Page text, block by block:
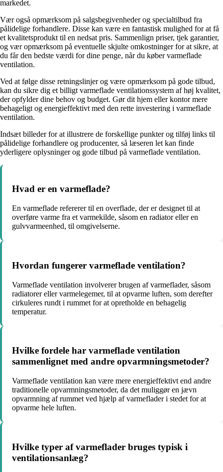
markedet.
Vær også opmærksom på salgsbegivenheder og specialtilbud fra
pålidelige forhandlere. Disse kan være en fantastisk mulighed for at få
et kvalitetsprodukt til en nedsat pris. Sammenlign priser, tjek garantier,
og vær opmærksom på eventuelle skjulte omkostninger for at sikre, at
du får den bedste værdi for dine penge, når du køber varmeflade
ventilation.
Ved at følge disse retningslinjer og være opmærksom på gode tilbud,
kan du sikre dig et billigt varmeflade ventilationssystem af høj kvalitet,
der opfylder dine behov og budget. Gør dit hjem eller kontor mere
behageligt og energieffektivt med den rette investering i varmeflade
ventilation.
Indsæt billeder for at illustrere de forskellige punkter og tilføj links til
pålidelige forhandlere og producenter, så læseren let kan finde
yderligere oplysninger og gode tilbud på varmeflade ventilation.
Hvad er en varmeflade?
En varmeflade refererer til en overflade, der er designet til at
overføre varme fra et varmekilde, såsom en radiator eller en
gulvvarmeenhed, til omgivelserne.
Hvordan fungerer varmeflade ventilation?
Varmeflade ventilation involverer brugen af varmeflader, såsom
radiatorer eller varmelegemer, til at opvarme luften, som derefter
cirkuleres rundt i rummet for at opretholde en behagelig
temperatur.
Hvilke fordele har varmeflade ventilation
sammenlignet med andre opvarmningsmetoder?
Varmeflade ventilation kan være mere energieffektivt end andre
traditionelle opvarmningsmetoder, da det muliggør en jævn
opvarmning af rummet ved hjælp af varmeflader i stedet for at
opvarme hele luften.
Hvilke typer af varmeflader bruges typisk i
ventilationsanlæg?